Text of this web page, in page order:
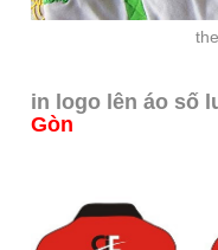
in logo lên áo số
Gòn